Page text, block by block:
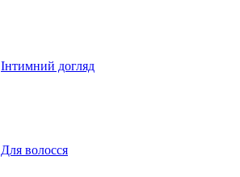
Інтимний догляд
Для волосся